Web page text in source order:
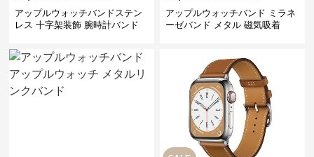
アップルウォッチバンドステン
レス 十字架装飾 腕時計バンド
アップルウォッチバンド ミラネ
ーゼバンド メタル 磁気吸着